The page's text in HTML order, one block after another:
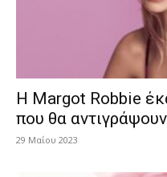
H Margot Robbie
που θα
29 Μαΐου 2023